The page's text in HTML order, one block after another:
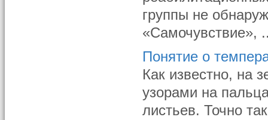
группы не
«Самочувствие»,
Понятие о
Как известно, на
узорами на
листьев. Точно